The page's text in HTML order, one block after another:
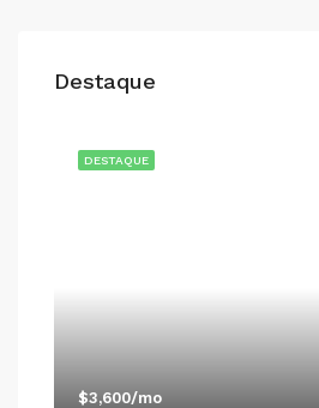
Destaque
DESTAQUE
$3,600/mo